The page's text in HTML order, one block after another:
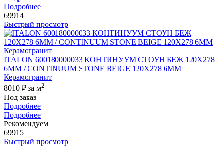
Подробнее
69914
Быстрый просмотр
ITALON 600180000033 КОНТИНУУМ СТОУН БЕЖ 120X278
6ММ / CONTINUUM STONE BEIGE 120X278 6MM
Керамогранит
8010 ₽ за м2
Под заказ
Подробнее
Подробнее
Рекомендуем
69915
Быстрый просмотр